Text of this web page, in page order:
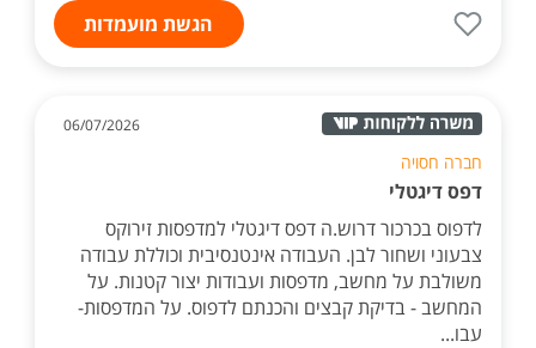
הגשת מועמדות
06/07/2026
חברה חסויה
דפס דיגטלי
לדפוס בכרכור דרוש.ה דפס דיגטלי למדפסות זירוקס
צבעוני ושחור לבן. העבודה אינטנסיבית וכוללת עבודה
משולבת על מחשב, מדפסות ועבודות יצור קטנות. על
המחשב - בדיקת קבצים והכנתם לדפוס. על המדפסות-
עבו...